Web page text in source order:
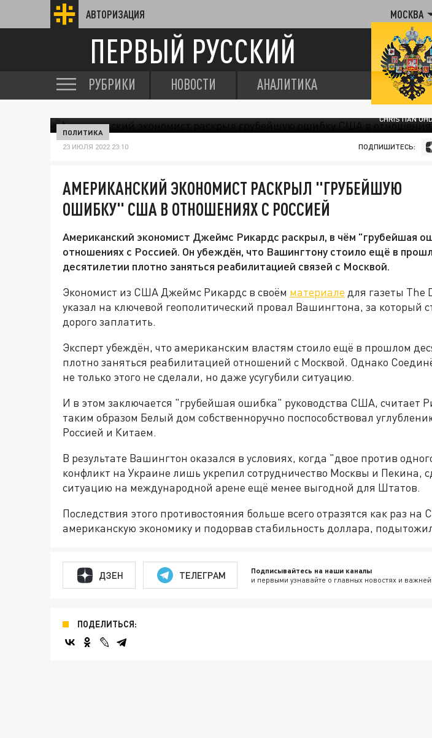
АВТОРИЗАЦИЯ МОСКВА
ПЕРВЫЙ РУССКИЙ
РУБРИКИ НОВОСТИ АНАЛИТИКА
CHRISTIAN
ПОЛИТИКА
23 ИЮЛЯ 2022 23:10 ПОДПИШИТЕСЬ:
АМЕРИКАНСКИЙ ЭКОНОМИСТ РАСКРЫЛ "ГРУБЕЙШУЮ
ОШИБКУ" США В ОТНОШЕНИЯХ С РОССИЕЙ
Американский экономист Джеймс Рикардс раскрыл, в чём "грубейшая
отношениях с Россией. Он убеждён, что Вашингтону стоило ещё в
десятилетии плотно заняться реабилитацией связей с Москвой.
Экономист из США Джеймс Рикардс в своём материале для газеты The
указал на ключевой геополитический провал Вашингтона, за который
дорого заплатить.
Эксперт убеждён, что американским властям стоило ещё в прошлом
плотно заняться реабилитацией отношений с Москвой. Однако
не только этого не сделали, но даже усугубили ситуацию.
И в этом заключается "грубейшая ошибка" руководства США, считает
таким образом Белый дом собственноручно поспособствовал
Россией и Китаем.
В результате Вашингтон оказался в условиях, когда "двое против
конфликт на Украине лишь укрепил сотрудничество Москвы и Пекина,
ситуацию на международной арене ещё менее выгодной для Штатов.
Последствия этого противостояния больше всего отразятся как раз
американскую экономику и подорвав стабильность доллара,
ДЗЕН ТЕЛЕГРАМ Подписывайтесь на наши каналы
и первыми узнавайте о главных новостях и
ПОДЕЛИТЬСЯ: